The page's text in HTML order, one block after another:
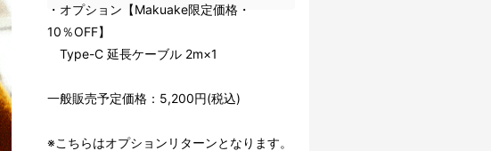
・オプション【Makuake限定価格・
10％OFF】
Type-C 延長ケーブル 2m×1
一般販売予定価格：5,200円(税込)
※こちらはオプションリターンとなります。